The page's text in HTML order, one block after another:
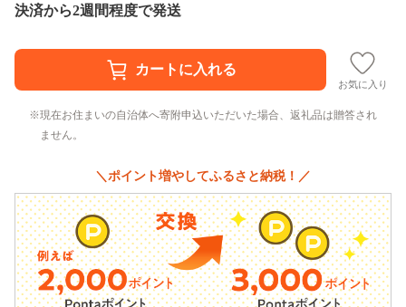
決済から2週間程度で発送
お気に入り
現在お住まいの自治体へ寄附申込いただいた場合、返礼品は贈答され
ません。
＼ポイント増やしてふるさと納税！／